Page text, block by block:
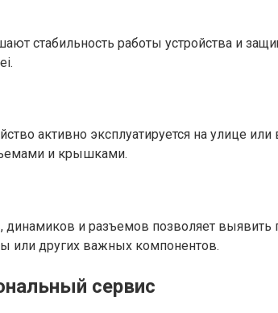
стабильность работы устройства и
активно эксплуатируется на улице
и крышками.
динамиков и разъемов позволяет
или других важных компонентов.
сервис